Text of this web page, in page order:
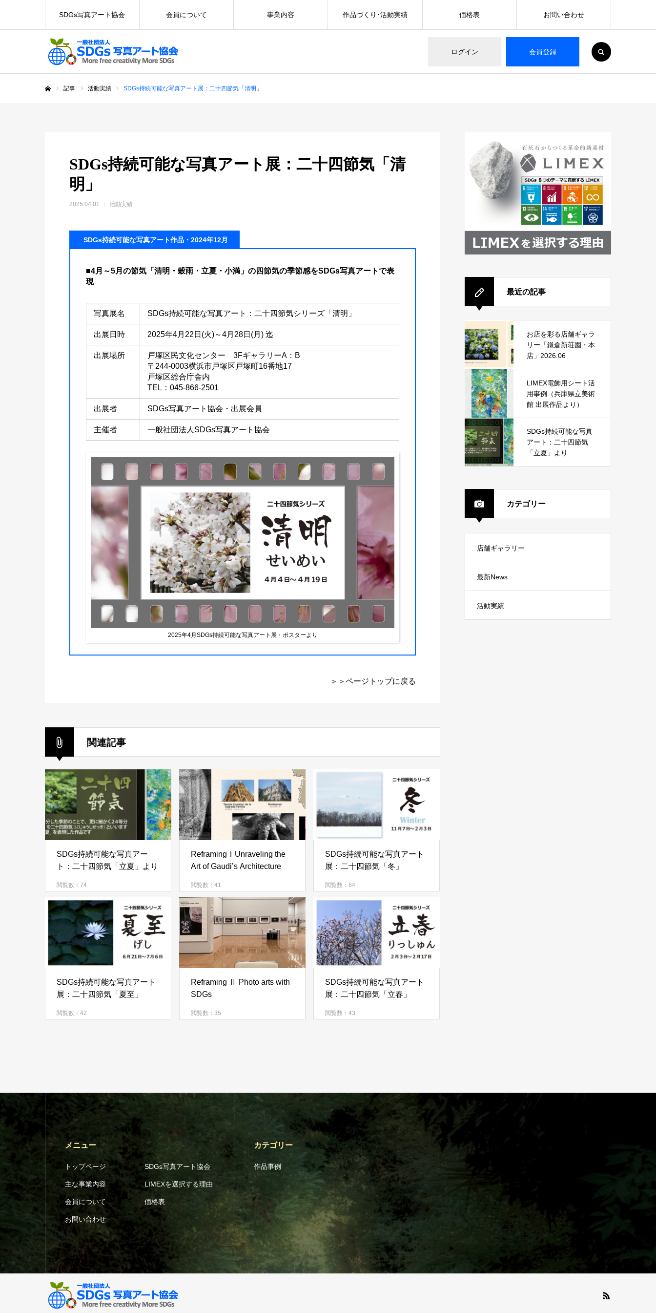
ログイン 会員登録
SDGs写真アート協会 会員について 事業内容 作品づくり･活動実績 価格表 お問い合わせ
記事 活動実績 SDGs持続可能な写真アート展：二十四節気「清明」
SDGs持続可能な写真アート展：二十四節気「清
明」
2025.04.01 活動実績
SDGs持続可能な写真アート作品・2024年12月
■4月～5月の節気「清明・穀雨・立夏・小満」の四節気の季節感をSDGs写真アートで表
現
写真展名 SDGs持続可能な写真アート：二十四節気シリーズ「清明」
出展日時 2025年4月22日(火)～4月28日(月) 迄
出展場所
戸塚区民文化センター 3FギャラリーA：B
〒244-0003横浜市戸塚区戸塚町16番地17
戸塚区総合庁舎内
TEL：045-866-2501
出展者 SDGs写真アート協会・出展会員
主催者 一般社団法人SDGs写真アート協会
2025年4月SDGs持続可能な写真アート展・ポスターより
＞＞ページトップに戻る
関連記事
SDGs持続可能な写真アー
ト：二十四節気「立夏」より
閲覧数：74
ReframingⅠUnraveling the
Art of Gaudi’s Architecture
閲覧数：41
SDGs持続可能な写真アート
展：二十四節気「冬」
閲覧数：64
SDGs持続可能な写真アート
展：二十四節気「夏至」
閲覧数：42
Reframing Ⅱ Photo arts with
SDGs
閲覧数：35
SDGs持続可能な写真アート
展：二十四節気「立春」
閲覧数：43
最近の記事
お店を彩る店舗ギャラ
リー「鎌倉新荘園・本
店」2026.06
LIMEX電飾用シート活
用事例（兵庫県立美術
館 出展作品より）
SDGs持続可能な写真
アート：二十四節気
「立夏」より
カテゴリー
店舗ギャラリー
最新News
活動実績
メニュー
トップページ SDGs写真アート協会
主な事業内容 LIMEXを選択する理由
会員について 価格表
お問い合わせ
カテゴリー
作品事例